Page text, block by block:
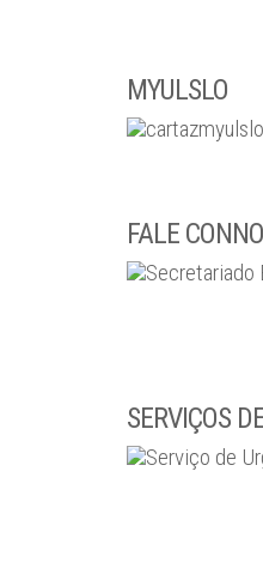
MYULSLO
FALE
SERVIÇOS